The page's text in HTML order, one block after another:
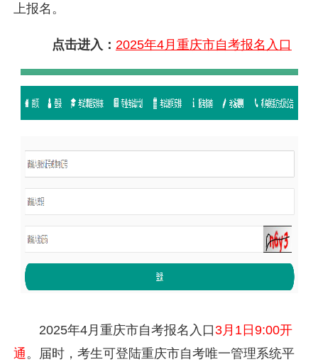
上报名。
点击进入： 2025年4月重庆市自考报名入口
2025年4月重庆市自考报名入口3月1日9:00开
通。届时，考生可登陆重庆市自考唯一管理系统平